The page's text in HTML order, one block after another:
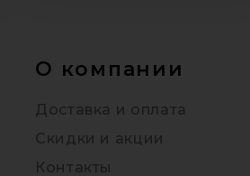
О компании
Доставка и оплата
Скидки и акции
Контакты